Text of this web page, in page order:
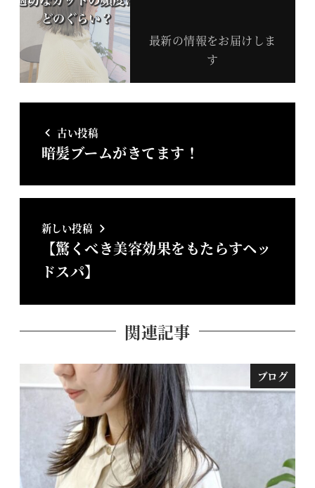
最新の情報をお届けしま
す
古い投稿
暗髪ブームがきてます！
新しい投稿
【驚くべき美容効果をもたらすヘッ
ドスパ】
関連記事
ブログ